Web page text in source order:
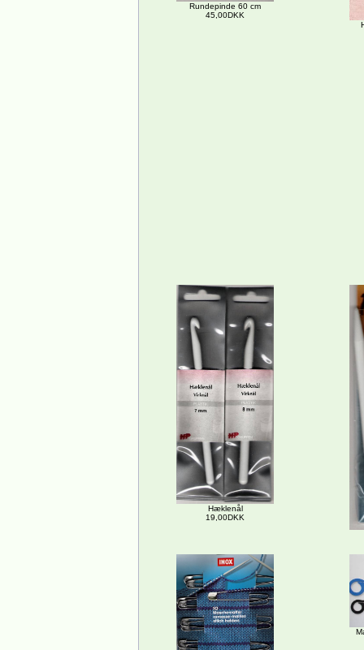
Rundepinde 60 cm
45,00DKK
Hæklenål
19,00DKK